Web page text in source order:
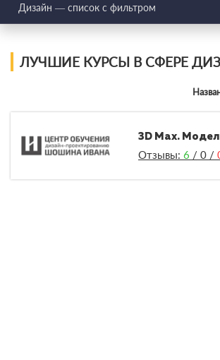
ЛУЧШИЕ КУРСЫ В СФЕРЕ
3D Max.
Отзывы: 6 / 0 /
Дизайн — список с фильтром